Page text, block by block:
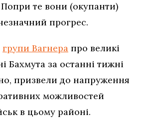
те вони (окупанти)
прогрес.
групи Вагнера про великі
Бахмута за останні тижні
призвели до напруження
можливостей
в цьому районі.